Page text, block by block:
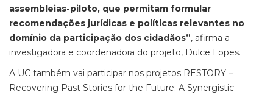
assembleias-piloto, que permitam formular
recomendações jurídicas e políticas relevantes no
domínio da participação dos cidadãos”, afirma a
investigadora e coordenadora do projeto, Dulce Lopes.
A UC também vai participar nos projetos RESTORY –
Recovering Past Stories for the Future: A Synergistic